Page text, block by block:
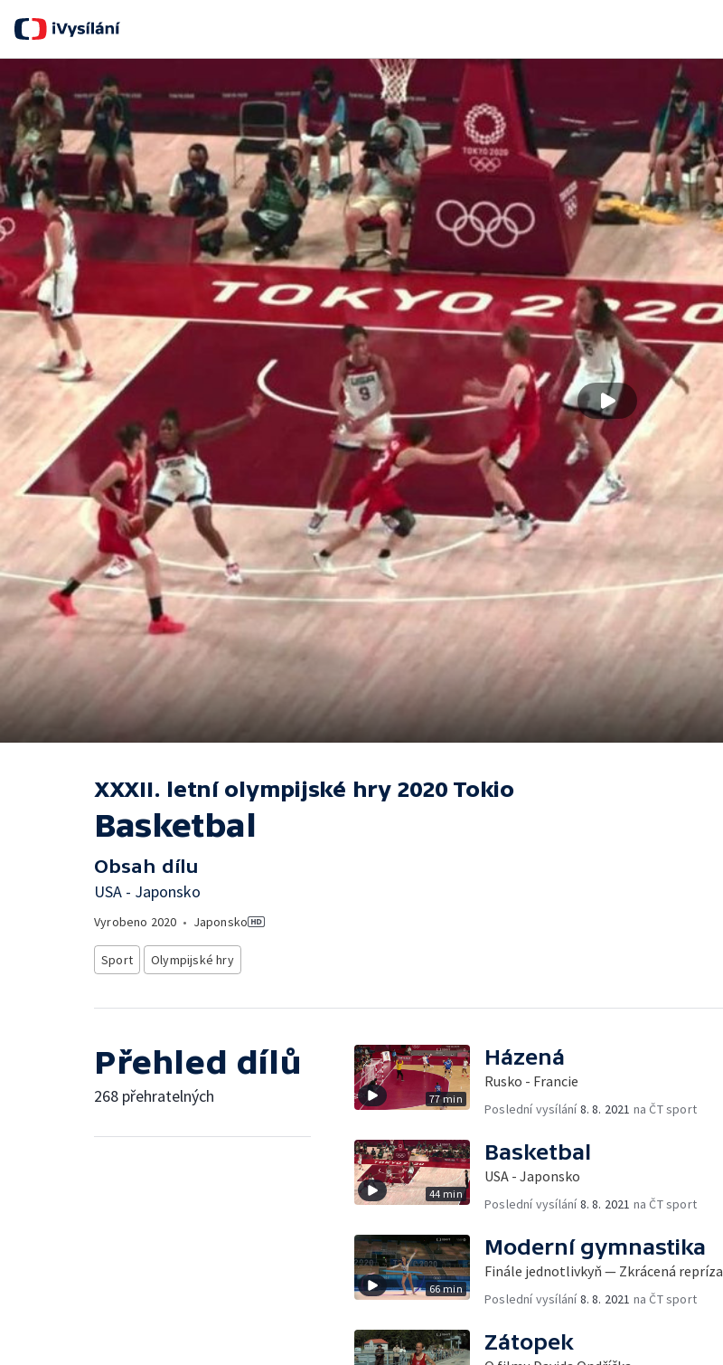
XXXII. letní olympijské hry 2020 Tokio
Basketbal
Obsah dílu
USA - Japonsko
Vyrobeno 2020 • Japonsko
Sport Olympijské hry
Přehled dílů
268 přehratelných 77 min
Házená
Rusko - Francie
Poslední vysílání8. 8. 2021 na ČT sport
44 min
Basketbal
USA - Japonsko
Poslední vysílání8. 8. 2021 na ČT sport
66 min
Moderní gymnastika
Finále jednotlivkyň — Zkrácená repríza
Poslední vysílání8. 8. 2021 na ČT sport
Zátopek